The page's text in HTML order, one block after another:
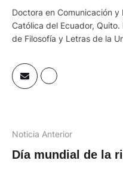
Doctora en Comunicación
Católica del Ecuador,
de Filosofía y Letras de la
Noticia Anterior
Día mundial de la